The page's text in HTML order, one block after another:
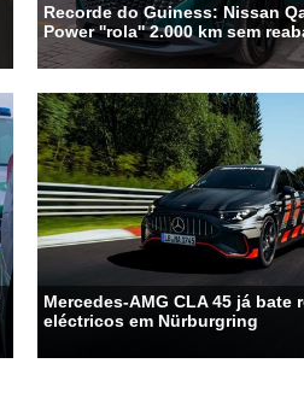
Recorde do Guiness: Nissan
Power ''rola'' 2.000 km sem
Mercedes-AMG CLA 45 já bate
eléctricos em Nürburgring